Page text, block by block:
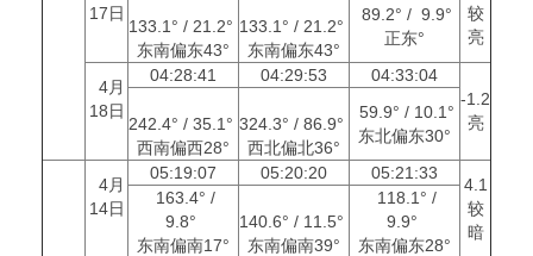
17日
较
亮
133.1° / 21.2°
东南偏东43°
133.1° / 21.2°
东南偏东43°
89.2° / 9.9°
正东°
4月
18日
04:28:41 04:29:53
04:33:04
-1.2
亮
242.4° / 35.1°
西南偏西28°
324.3° / 86.9°
西北偏北36°
59.9° / 10.1°
东北偏东30°
4月
14日
05:19:07 05:20:20 05:21:33
4.1
较
暗
163.4° /
9.8°
东南偏南17°
140.6° / 11.5°
东南偏南39°
118.1° /
9.9°
东南偏东28°